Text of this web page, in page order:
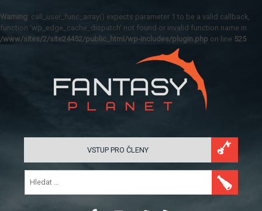
Warning: call_user_func_array() expects parameter 1 to be a valid callback,
function 'wp_edge_cache_dispatch' not found or invalid function name in
/www/sites/2/site24452/public_html/wp-includes/plugin.php on line 525
VSTUP PRO ČLENY